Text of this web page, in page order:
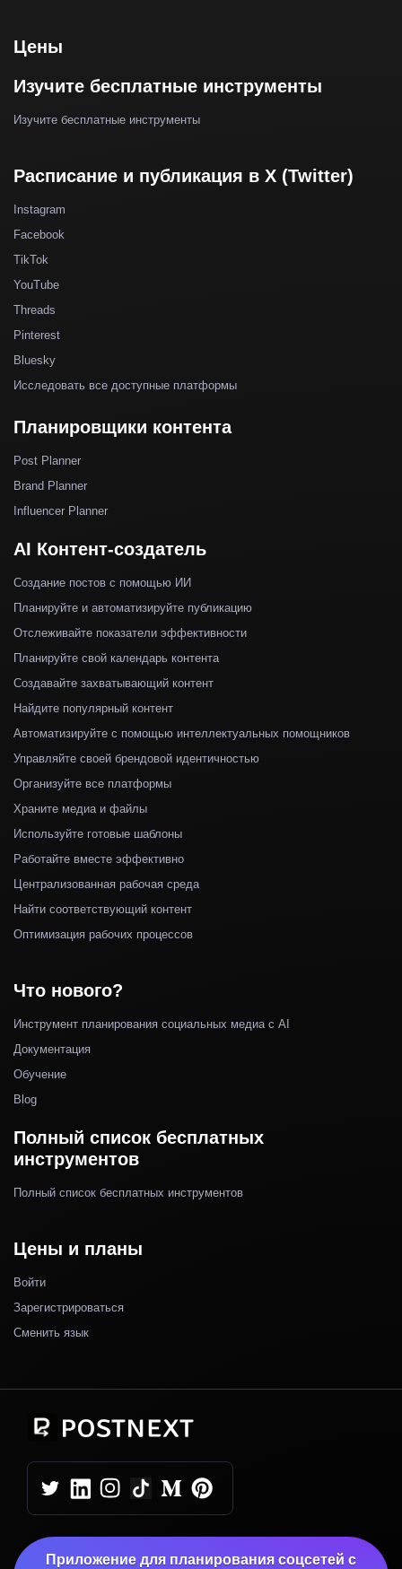
Цены
Изучите бесплатные инструменты
Изучите бесплатные инструменты
Расписание и публикация в X (Twitter)
Instagram
Facebook
TikTok
YouTube
Threads
Pinterest
Bluesky
Исследовать все доступные платформы
Планировщики контента
Post Planner
Brand Planner
Influencer Planner
AI Контент-создатель
Создание постов с помощью ИИ
Планируйте и автоматизируйте публикацию
Отслеживайте показатели эффективности
Планируйте свой календарь контента
Создавайте захватывающий контент
Найдите популярный контент
Автоматизируйте с помощью интеллектуальных помощников
Управляйте своей брендовой идентичностью
Организуйте все платформы
Храните медиа и файлы
Используйте готовые шаблоны
Работайте вместе эффективно
Централизованная рабочая среда
Найти соответствующий контент
Оптимизация рабочих процессов
Что нового?
Инструмент планирования социальных медиа с AI
Документация
Обучение
Blog
Полный список бесплатных
инструментов
Полный список бесплатных инструментов
Цены и планы
Войти
Зарегистрироваться
Сменить язык
Приложение для планирования соцсетей с